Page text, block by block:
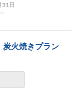
31日
火焼きプラン